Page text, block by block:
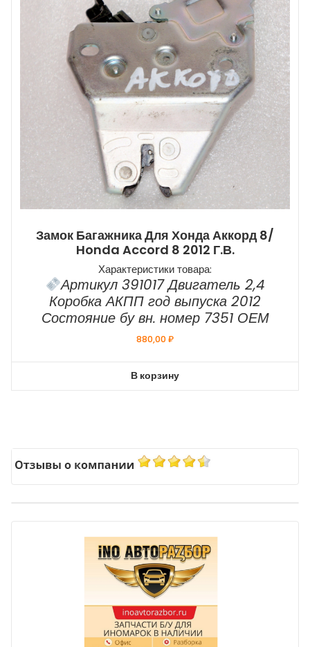
Замок Багажника Для Хонда Аккорд 8/
Honda Accord 8 2012 Г.в.
Характеристики товара:
Артикул 391017 Двигатель 2,4
Коробка АКПП год выпуска 2012
Состояние бу вн. номер 7351 ОЕМ
880,00₽
В корзину